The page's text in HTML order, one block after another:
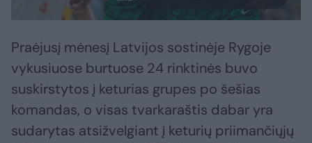
Praėjusį mėnesį Latvijos sostinėje Rygoje
vykusiuose burtuose 24 rinktinės buvo
suskirstytos į keturias grupes po šešias
komandas, o visas tvarkaraštis dabar yra
sudarytas atsižvelgiant į keturių priimančiųjų